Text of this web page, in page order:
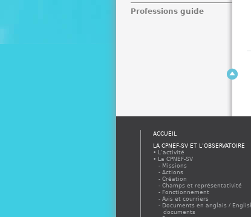
Professions guide
ACCUEIL
LA CPNEF-SV ET L’OBSERVATOIRE
L’activité
La CPNEF-SV
Missions
Actions
Création
Champs et représentativité
Fonctionnement
Avis et courriers
Documents en anglais /
documents